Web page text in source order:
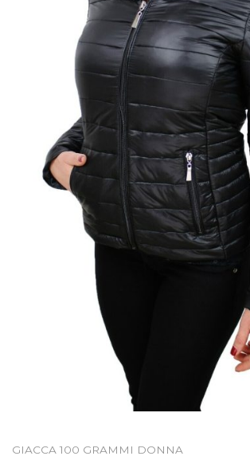
GIACCA 100 GRAMMI DONNA